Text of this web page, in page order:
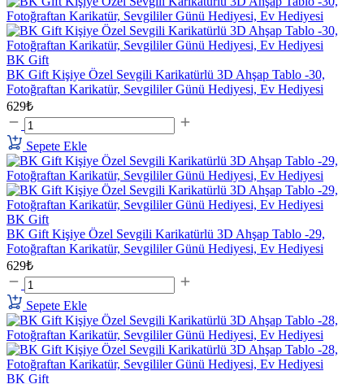
BK Gift
BK Gift Kişiye Özel Sevgili Karikatürlü 3D Ahşap Tablo -30,
Fotoğraftan Karikatür, Sevgililer Günü Hediyesi, Ev Hediyesi
629₺
Sepete Ekle
BK Gift
BK Gift Kişiye Özel Sevgili Karikatürlü 3D Ahşap Tablo -29,
Fotoğraftan Karikatür, Sevgililer Günü Hediyesi, Ev Hediyesi
629₺
Sepete Ekle
BK Gift